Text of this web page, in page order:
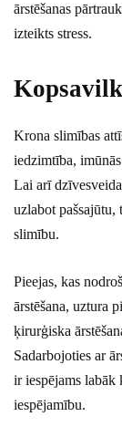
ārstēšanas
izteikts stress.
Krona slimības
iedzimtība,
Lai arī
uzlabot pašsajūtu,
slimību.
Pieejas, kas
ārstēšana, uztura
ķirurģiska
Sadarbojoties ar
ir iespējams labāk
iespējamību.